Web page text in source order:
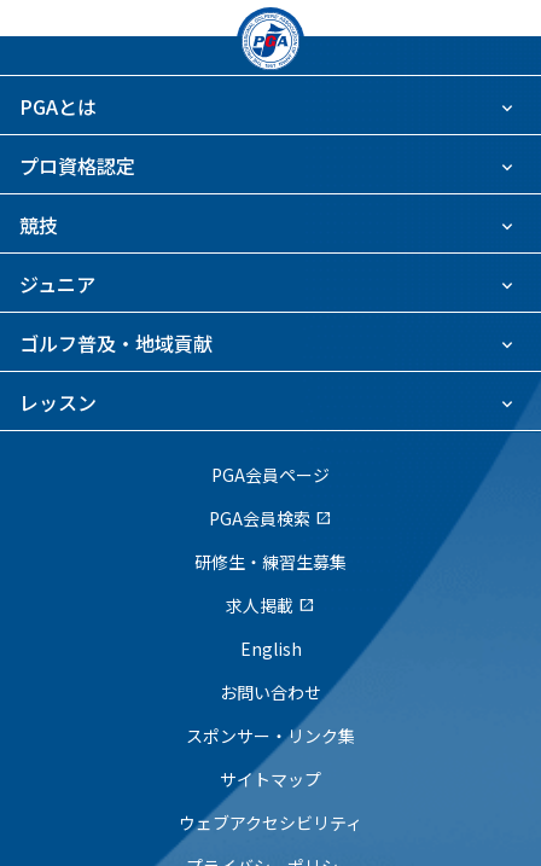
PGAとは
プロ資格認定
競技
ジュニア
ゴルフ普及・地域貢献
レッスン
PGA会員ページ
PGA会員検索 open_in_new
研修生・練習生募集
求人掲載 open_in_new
English
お問い合わせ
スポンサー・リンク集
サイトマップ
ウェブアクセシビリティ